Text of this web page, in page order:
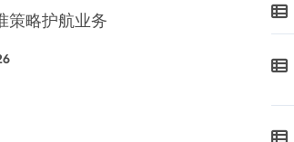
策略护航业务